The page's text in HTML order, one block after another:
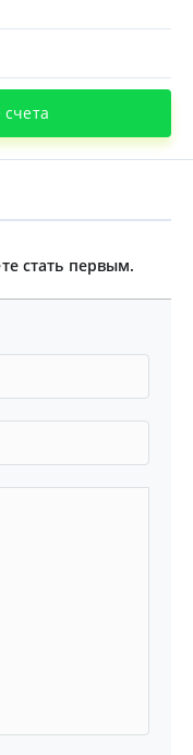
стать первым.